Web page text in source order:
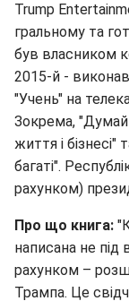
Trump
гральному та
був власником
2015-й -
"Учень" на
Зокрема, "Думай
життя і
багаті".
рахунком)
Про що книга:
написана не під
рахунком –
Трампа. Це